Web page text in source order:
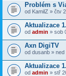
Problém s
od KamilZ » čtv
Aktualizace
od admin » sob
Axn DigiTV
od dusanb » ned
Aktualizace
od admin » stř